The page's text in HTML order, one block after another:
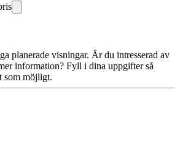
planerade visningar. Är du intresserad av
information? Fyll i dina uppgifter så
som möjligt.